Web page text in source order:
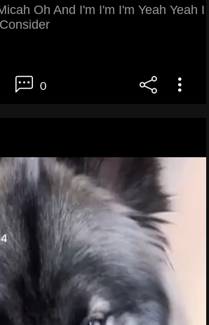
Oh And I'm I'm I'm Yeah Yeah I
0